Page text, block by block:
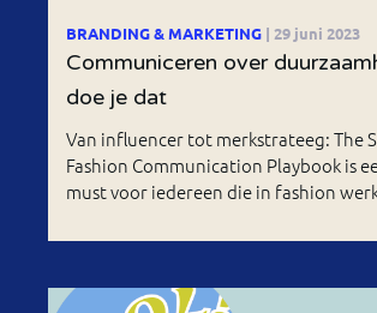
BRANDING & MARKETING | 29 juni 2023
Communiceren over
doe je dat
Van influencer tot merkstrateeg: The
Fashion Communication Playbook is
must voor iedereen die in fashion